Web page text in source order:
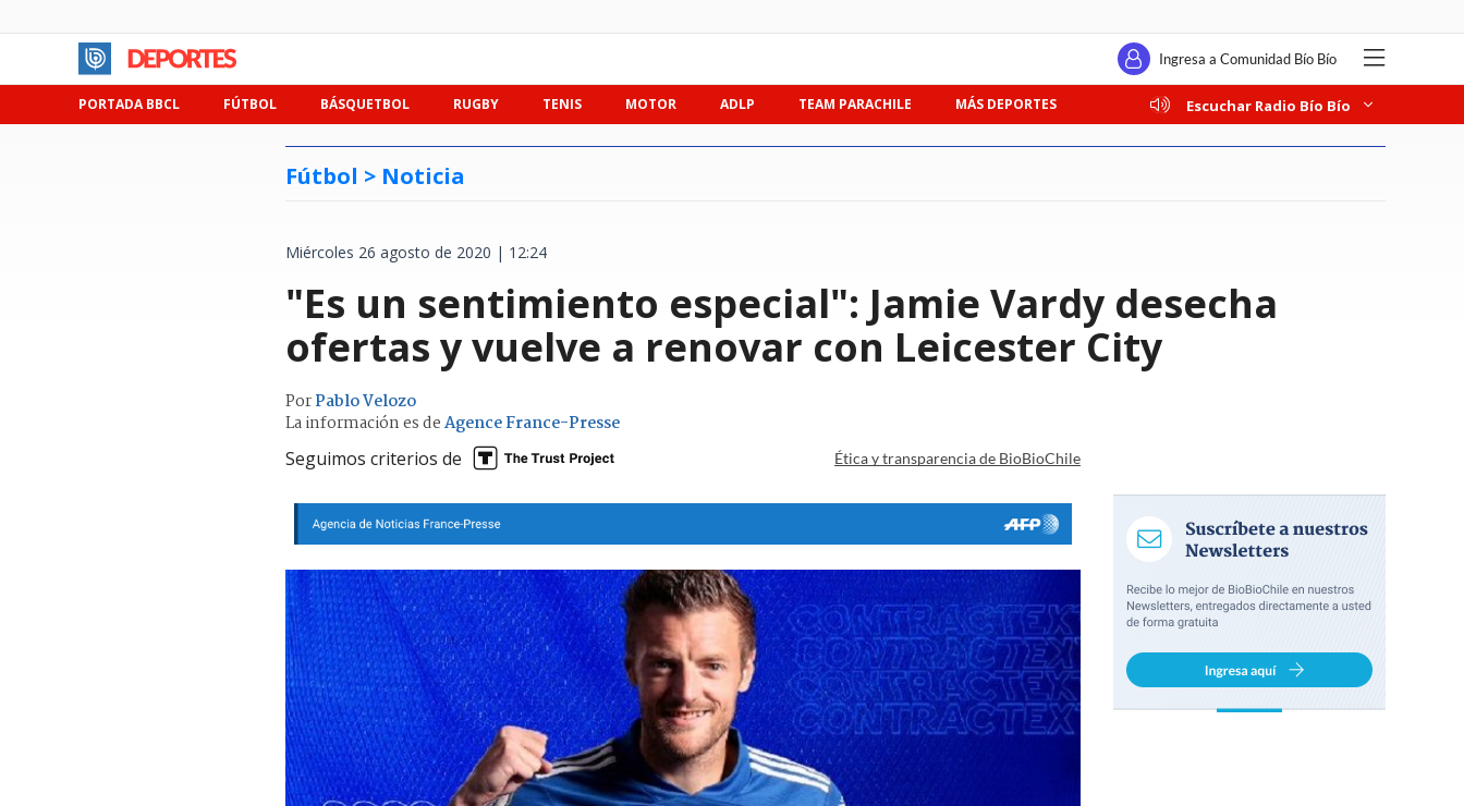
Ingresa a Comunidad Bío Bío
PORTADA BBCL FÚTBOL BÁSQUETBOL RUGBY TENIS MOTOR ADLP TEAM PARACHILE MÁS DEPORTES Escuchar Radio Bío Bío
Fútbol > Noticia
Miércoles 26 agosto de 2020 | 12:24
"Es un sentimiento especial": Jamie Vardy desecha
ofertas y vuelve a renovar con Leicester City
PorPablo Velozo
La información es deAgence France-Presse
Seguimos criterios de Ética y transparencia de BioBioChile